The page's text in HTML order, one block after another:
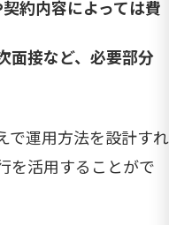
約内容によっては費
面接など、必要部分
で運用方法を設計すれ
を活用することがで